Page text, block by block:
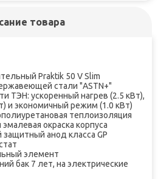
товара
Praktik 50 V Slim
стали "ASTN+"
ТЭН: ускоренный нагрев (2.5 кВт),
и экономичный режим (1.0 кВт)
теплоизоляция
окраска корпуса
анод класса GP
элемент
бак 7 лет, на электрические